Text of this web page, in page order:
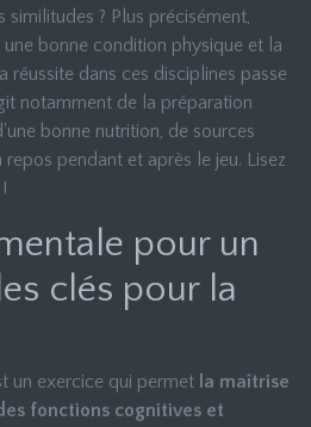
? Plus précisément,
bonne condition physique et la
réussite dans ces disciplines passe
notamment de la préparation
bonne nutrition, de sources
pendant et après le jeu. Lisez
pour un
clés pour la
un exercice qui permet la maîtrise
fonctions cognitives et